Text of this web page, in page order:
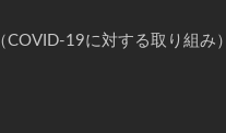
COVID-19に対する取り組み）